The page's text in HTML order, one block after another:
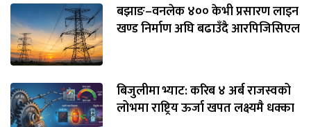
बझाङ–वनलेक ४०० केभी प्रसारण लाइन
खण्ड निर्माण अघि बढाउँदै आरपिजिसिएल
बिजुलीमा भ्याट: करिब ४ अर्ब राजस्वको
लोभमा राष्ट्रिय ऊर्जा खपत लक्ष्यमै धक्का